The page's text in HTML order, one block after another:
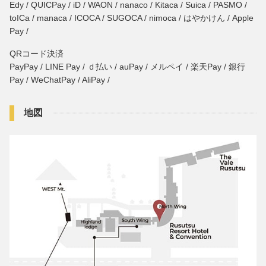
Edy / QUICPay / iD / WAON / nanaco / Kitaca / Suica / PASMO /
toICa / manaca / ICOCA / SUGOCA / nimoca / はやかけん / Apple
Pay /
QRコード決済
PayPay / LINE Pay / ｄ払い / auPay / メルペイ / 楽天Pay / 銀行
Pay / WeChatPay / AliPay /
地図